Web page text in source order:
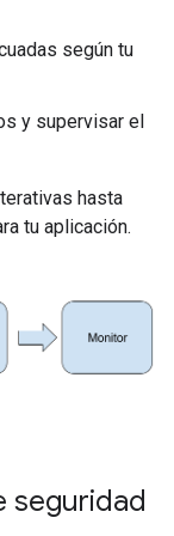
según tu
y supervisar el
hasta
tu aplicación.
seguridad